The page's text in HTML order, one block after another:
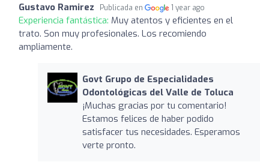
Gustavo Ramirez Publicada en 1 year ago
Experiencia fantástica: Muy atentos y eficientes en el
trato. Son muy profesionales. Los recomiendo
ampliamente.
Govt Grupo de Especialidades
Odontológicas del Valle de Toluca
¡Muchas gracias por tu comentario!
Estamos felices de haber podido
satisfacer tus necesidades. Esperamos
verte pronto.